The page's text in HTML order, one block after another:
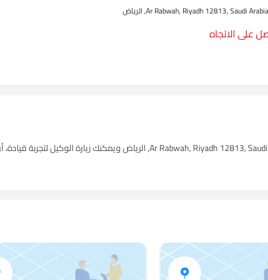
Ar Rabwah, Riyadh 12813, Saudi Arabia, الرياض‎
على الاتجاه